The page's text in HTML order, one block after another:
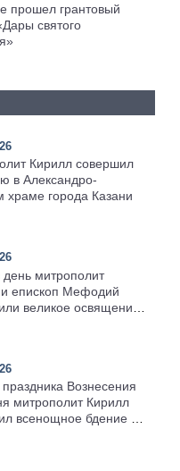
прошел грантовый
святого
Кирилл совершил
в Александро-
храме города Казани
день митрополит
епископ Мефодий
великое освящение
Вознесения
митрополит Кирилл
всенощное бдение в